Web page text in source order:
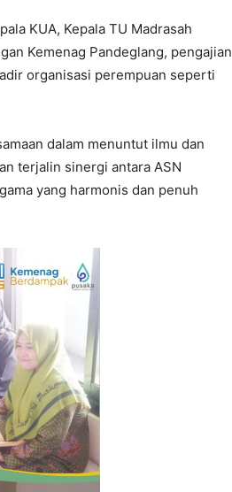
KUA, Kepala TU Madrasah
Kemenag Pandeglang, pengajian
organisasi perempuan seperti
dalam menuntut ilmu dan
terjalin sinergi antara ASN
yang harmonis dan penuh